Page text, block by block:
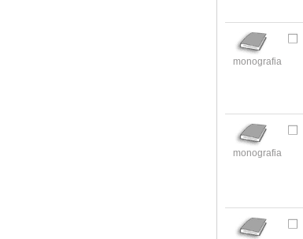
monografia
monografia